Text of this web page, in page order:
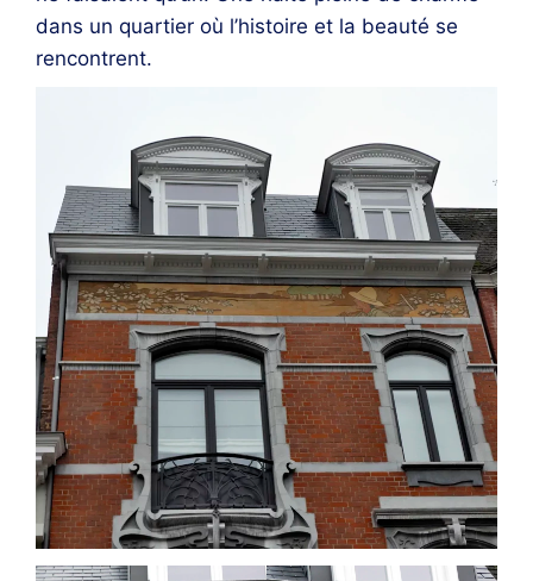
dans un quartier où l’histoire et la beauté se
rencontrent.